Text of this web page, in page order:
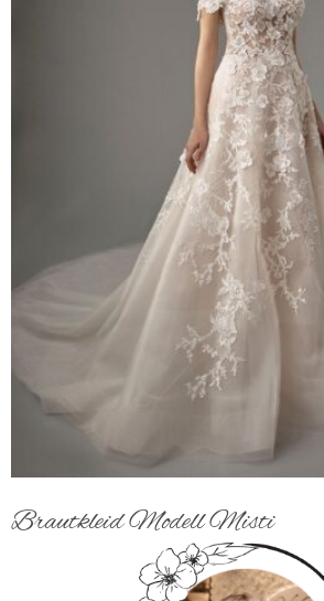
Brautkleid Modell Misti